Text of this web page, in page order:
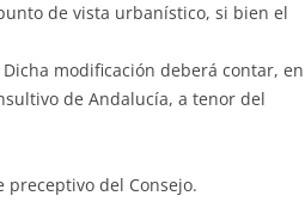
de vista urbanístico, si bien el
modificación deberá contar, en
de Andalucía, a tenor del
del Consejo.